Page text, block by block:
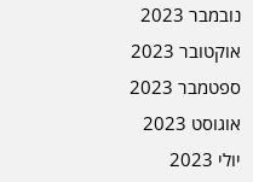
נובמבר 2023
אוקטובר 2023
ספטמבר 2023
אוגוסט 2023
יולי 2023